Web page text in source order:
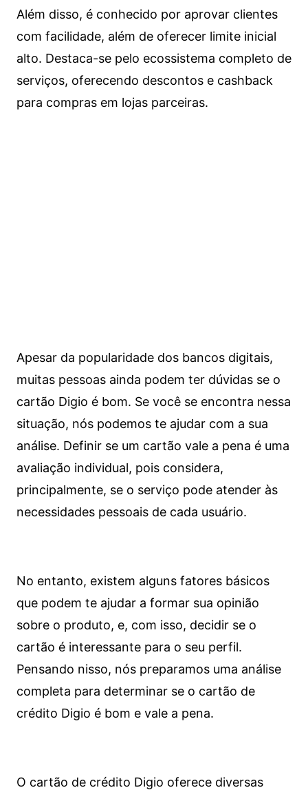
Além disso, é conhecido por aprovar clientes
com facilidade, além de oferecer limite inicial
alto. Destaca-se pelo ecossistema completo de
serviços, oferecendo descontos e cashback
para compras em lojas parceiras.
Apesar da popularidade dos bancos digitais,
muitas pessoas ainda podem ter dúvidas se o
cartão Digio é bom. Se você se encontra nessa
situação, nós podemos te ajudar com a sua
análise. Definir se um cartão vale a pena é uma
avaliação individual, pois considera,
principalmente, se o serviço pode atender às
necessidades pessoais de cada usuário.
No entanto, existem alguns fatores básicos
que podem te ajudar a formar sua opinião
sobre o produto, e, com isso, decidir se o
cartão é interessante para o seu perfil.
Pensando nisso, nós preparamos uma análise
completa para determinar se o cartão de
crédito Digio é bom e vale a pena.
O cartão de crédito Digio oferece diversas